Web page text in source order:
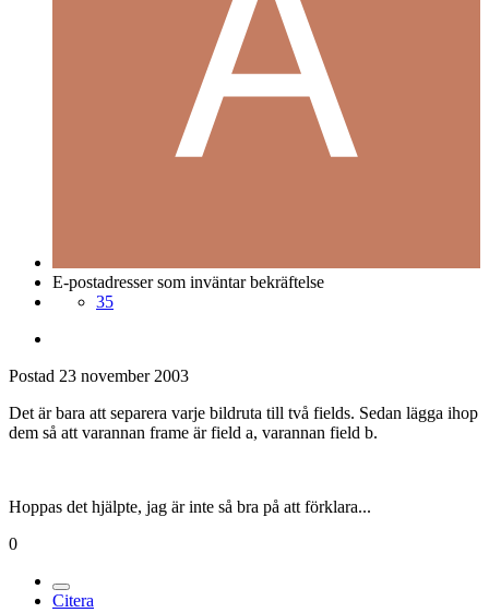
E-postadresser som inväntar bekräftelse
35
Postad 23 november 2003
Det är bara att separera varje bildruta till två fields. Sedan lägga ihop
dem så att varannan frame är field a, varannan field b.
Hoppas det hjälpte, jag är inte så bra på att förklara...
0
Citera